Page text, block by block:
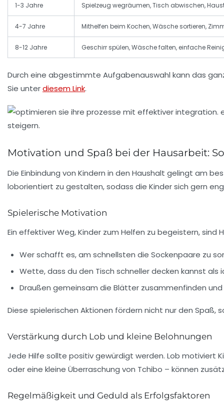
1-3 Jahre Spielzeug wegräumen, Tisch abwischen,
4-7 Jahre Mithelfen beim Kochen, Wäsche sortieren,
8-12 Jahre Geschirr spülen, Wäsche falten, einfache
Durch eine abgestimmte Aufgabenauswahl kann das
Sie unterdiesem Link.
Motivation und Spaß bei der Hausarbeit:
Die Einbindung von Kindern in den Haushalt gelingt am
loborientiert zu gestalten, sodass die Kinder sich gern
Spielerische Motivation
Ein effektiver Weg, Kinder zum Helfen zu begeistern,
Wer schafft es, am schnellsten die Sockenpaare zu
Wette, dass du den Tisch schneller decken kannst als
Draußen gemeinsam die Blätter zusammenfinden
Diese spielerischen Aktionen fördern nicht nur den Spaß,
Verstärkung durch Lob und kleine Belohnungen
Jede Hilfe sollte positiv gewürdigt werden. Lob motiviert
oder eine kleine Überraschung von Tchibo – können
Regelmäßigkeit und Geduld als Erfolgsfaktoren